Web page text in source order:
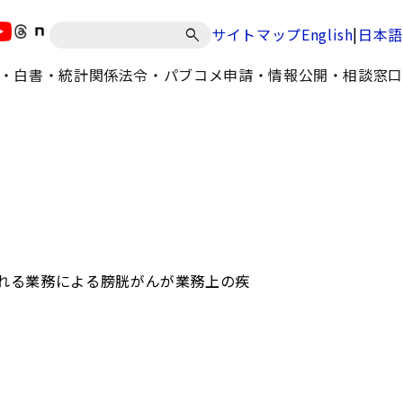
サイトマップEnglish|日本語
白書・統計関係法令・パブコメ申請・情報公開・相談窓口
業務による膀胱がんが業務上の疾